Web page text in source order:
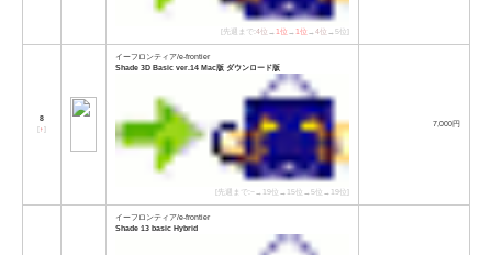
[先週まで:4位 →1位 →1位 →4位 →5位]
8
[↑]
イーフロンティア/e-frontier
Shade 3D Basic ver.14 Mac版 ダウンロード版
[先週まで:−→19位→15位→5位→19位]
7,000円
イーフロンティア/e-frontier
Shade 13 basic Hybrid